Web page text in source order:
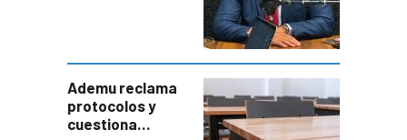
Ademu reclama
protocolos y
cuestiona